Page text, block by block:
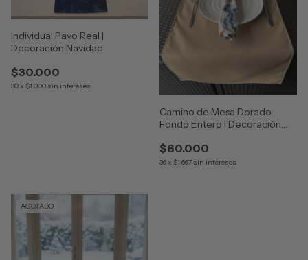
Individual Pavo Real |
Decoración Navidad
$30.000
30x $1.000 sin intereses
Camino de Mesa Dorado
Fondo Entero | Decoración
$60.000
36x $1.667 sin intereses
AGOTADO